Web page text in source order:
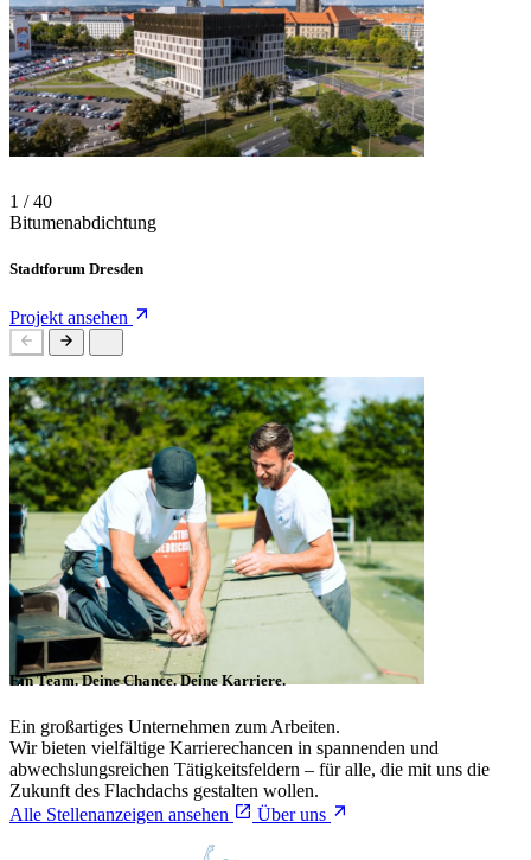
1 / 40
Bitumenabdichtung
Stadtforum Dresden
Projekt ansehen
Ein Team. Deine Chance. Deine Karriere.
Ein großartiges Unternehmen zum Arbeiten.
Wir bieten vielfältige Karrierechancen in spannenden und
abwechslungsreichen Tätigkeitsfeldern – für alle, die mit uns die
Zukunft des Flachdachs gestalten wollen.
Alle Stellenanzeigen ansehen
Über uns